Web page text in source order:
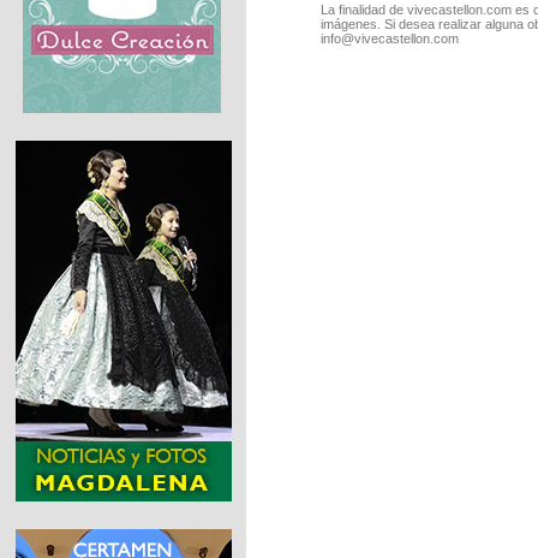
La finalidad de vivecastellon.com
imágenes. Si desea realizar alguna
info@vivecastellon.com